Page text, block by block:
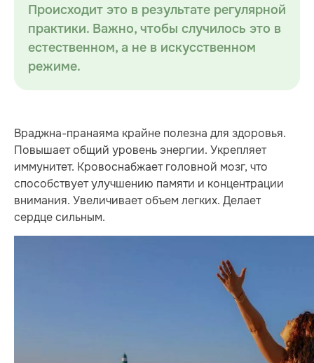
Происходит это в результате регулярной
практики. Важно, чтобы случилось это в
естественном, а не в искусственном
режиме.
Враджна-пранаяма крайне полезна для здоровья.
Повышает общий уровень энергии. Укрепляет
иммунитет. Кровоснабжает головной мозг, что
способствует улучшению памяти и концентрации
внимания. Увеличивает объем легких. Делает
сердце сильным.